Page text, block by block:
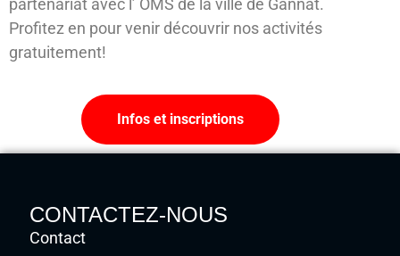
partenariat avec l’ OMS de la ville de Gannat.
Profitez en pour venir découvrir nos activités
gratuitement!
Infos et inscriptions
CONTACTEZ-NOUS
Contact